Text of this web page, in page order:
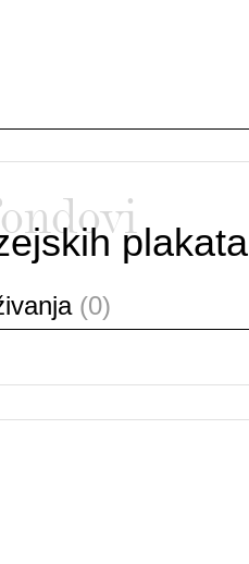
plakata
(0)